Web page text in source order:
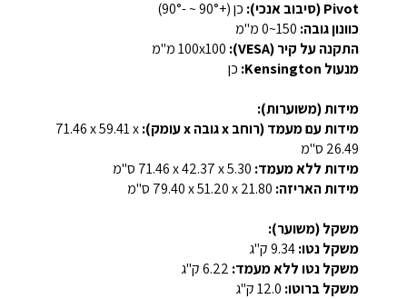
Pivot (סיבוב אנכי):
כן (+90° ~ -90°)
כוונון גובה:
התקנה על קיר (VESA):
מנעול Kensington:
כן
מידות (משוערות):
מידות עם מעמד (רוחב x גובה x עומק):
‎71.46 x 59.41 x
26.49 ס"מ
מידות ללא מעמד:
מידות האריזה:
משקל (משוער):
משקל נטו:
משקל נטו ללא מעמד:
משקל ברוטו: